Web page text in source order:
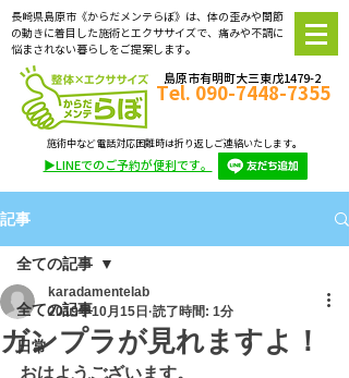
長崎県島原市《からだメンテらぼ》は、体の歪みや関節
の動きに着目した施術とエクササイズで、痛みや不調に
悩まされない暮らしをご提案します。
Tel. 090-7448-7355
島原市有明町大三東戊1479-2
施術中など電話対応困難時は折り返しご連絡いたします。
▶LINEでのご予約が便利です。
記事
全ての記事
日常
全ての記事
ガンプラが見れますよ！
karadamentelab
2019年10月15日 読了時間: 1分
おはようございます。